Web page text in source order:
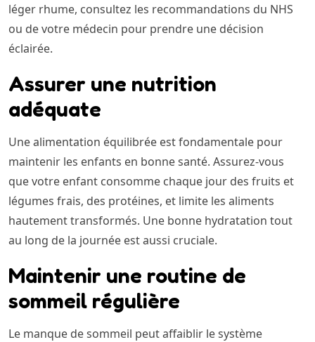
léger rhume, consultez les recommandations du NHS
ou de votre médecin pour prendre une décision
éclairée.
Assurer une nutrition
adéquate
Une alimentation équilibrée est fondamentale pour
maintenir les enfants en bonne santé. Assurez-vous
que votre enfant consomme chaque jour des fruits et
légumes frais, des protéines, et limite les aliments
hautement transformés. Une bonne hydratation tout
au long de la journée est aussi cruciale.
Maintenir une routine de
sommeil régulière
Le manque de sommeil peut affaiblir le système